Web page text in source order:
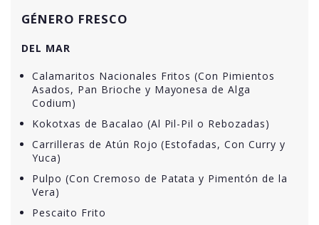
GÉNERO FRESCO
DEL MAR
Calamaritos Nacionales Fritos (Con Pimientos
Asados, Pan Brioche y Mayonesa de Alga
Codium)
Kokotxas de Bacalao (Al Pil-Pil o Rebozadas)
Carrilleras de Atún Rojo (Estofadas, Con Curry y
Yuca)
Pulpo (Con Cremoso de Patata y Pimentón de la
Vera)
Pescaito Frito